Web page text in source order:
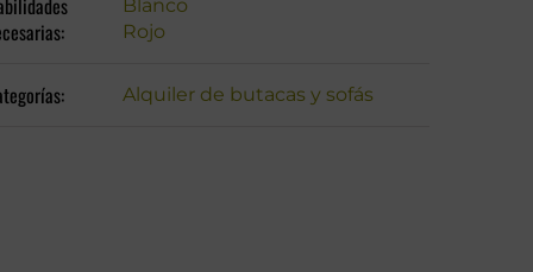
Blanco
Rojo
Alquiler de butacas y sofás